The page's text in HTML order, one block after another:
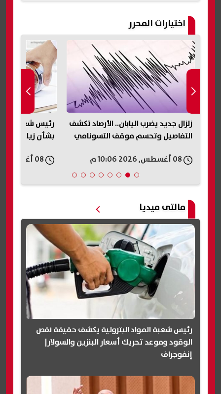
اختيارات المحرر
زلزال جديد يضرب اليابان.. الأرصاد تكشف
التفاصيل وتحسم موقف التسونامي
رئيس شعبة
بشأن زيادة
مالتى ميديا
رئيس شعبة المواد البترولية يكشف حقيقة نقص
الوقود وموعد تحريك أسعار البنزين والسولار|
إنفوجراف